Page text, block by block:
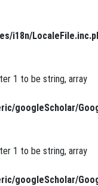
i18n/
1 to be string, array
googleScholar/
1 to be string, array
googleScholar/